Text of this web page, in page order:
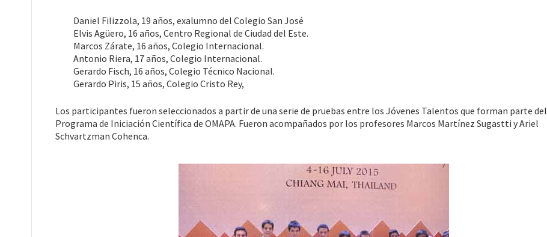
Daniel Filizzola, 19 años, exalumno del Colegio San José
Elvis Agüero, 16 años, Centro Regional de Ciudad del Este.
Marcos Zárate, 16 años, Colegio Internacional.
Antonio Riera, 17 años, Colegio Internacional.
Gerardo Fisch, 16 años, Colegio Técnico Nacional.
Gerardo Piris, 15 años, Colegio Cristo Rey,
Los participantes fueron seleccionados a partir de una serie de pruebas entre los Jóvenes Talentos que forman parte del
Programa de Iniciación Científica de OMAPA. Fueron acompañados por los profesores Marcos Martínez Sugastti y Ariel
Schvartzman Cohenca.